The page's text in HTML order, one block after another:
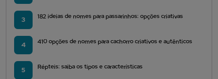
3 182 ideias de nomes para passarinhos: opções criativas
4 410 opções de nomes para cachorro criativos e autênticos
5 Répteis: saiba os tipos e características